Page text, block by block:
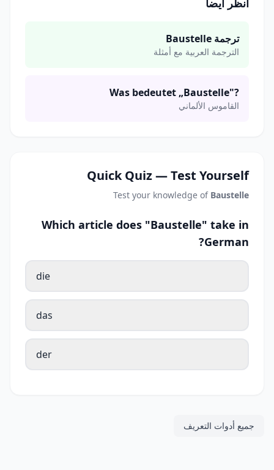
انظر أيضاً
ترجمة Baustelle
الترجمة العربية مع أمثلة
Was bedeutet „Baustelle"?
القاموس الألماني
Quick Quiz — Test Yourself
Test your knowledge of Baustelle
Which article does "Baustelle" take in
German?
die
das
der
جميع أدوات التعريف